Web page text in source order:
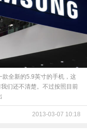
全新的5.9英寸的手机，这
们还不清楚。不过按照目前
2013-03-07 10:18